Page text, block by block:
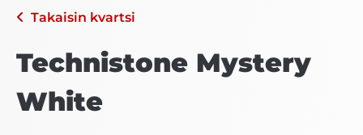
Takaisin kvartsi
Technistone Mystery
White